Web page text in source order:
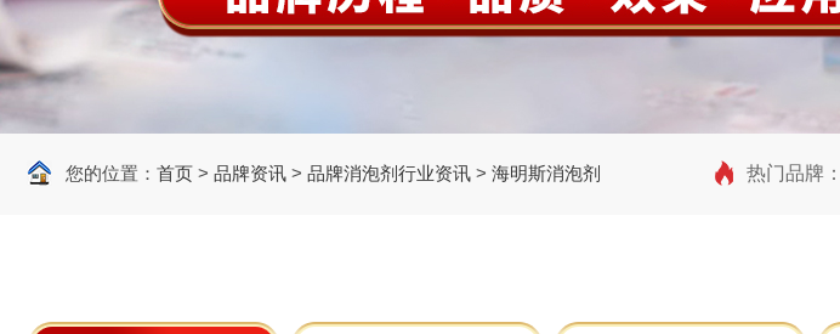
您的位置： 首页 > 品牌资讯 > 品牌消泡剂行业资讯 > 海明斯消泡剂 热门品牌：